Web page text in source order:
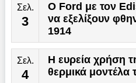
Σελ.
3
Ο Ford με τον
να εξελίξουν
1914
Σελ.
4
Η ευρεία χρήση
θερμικά